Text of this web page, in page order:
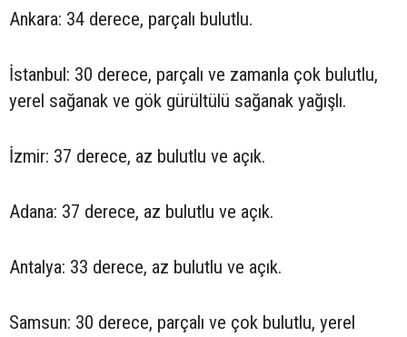
Ankara: 34 derece, parçalı bulutlu.
İstanbul: 30 derece, parçalı ve zamanla çok bulutlu,
yerel sağanak ve gök gürültülü sağanak yağışlı.
İzmir: 37 derece, az bulutlu ve açık.
Adana: 37 derece, az bulutlu ve açık.
Antalya: 33 derece, az bulutlu ve açık.
Samsun: 30 derece, parçalı ve çok bulutlu, yerel